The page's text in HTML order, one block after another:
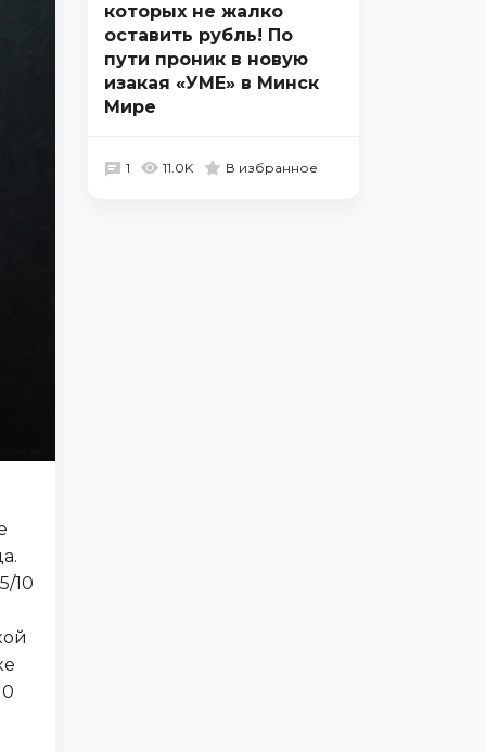
10
которых не жалко
оставить рубль! По
пути проник в новую
изакая «УМЕ» в Минск
Мире
1 11.0K В избранное